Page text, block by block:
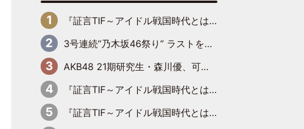
『証言TIF～アイドル戦国時代とはなんだったのか～』第6回：でんぱ組.inc・古川未鈴×相沢梨紗「『ハロプロやりたかったな』って言ったら、夢眠ねむさんに『てめえはでんぱ組．incなんだよ！』って肩パンされて(笑)」
3号連続“乃木坂46祭り” ラストを飾るのは賀喜遥香…5年ぶりの登場に「5年分大人になった私を見ていただけたら」
AKB48 21期研究生・森川優、可愛さもある大人の女性に
『証言TIF～アイドル戦国時代とはなんだったのか～』第11回：私立恵比寿中学・真山りか×安本彩花「TIFで10年ぶりのキョンシーメイクをしたら、場を完全に引かせてしまって。時代が変わったんだなって」
『証言TIF～アイドル戦国時代とはなんだったのか～』第10回：さくら学院・武藤彩未×飯田らうら「正直、中3で辞めるというのを信じてなくて。そう言われてはいたけど、嘘でしょって」